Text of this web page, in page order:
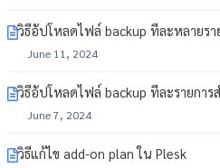
วิธีอัปโหลดไฟล์ backup ทีละหลายร
June 11, 2024
วิธีอัปโหลดไฟล์ backup ทีละรายกา
June 7, 2024
วิธีแก้ไข add-on plan ใน Plesk